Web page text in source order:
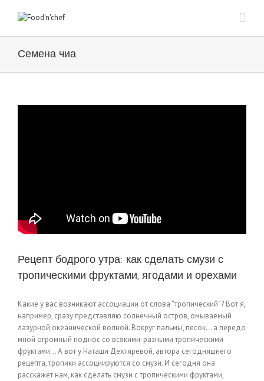
Семена чиа
Рецепт бодрого утра: как сделать смузи с
тропическими фруктами, ягодами и орехами
Какие у вас возникают ассоциации от слова “тропический”? Вот я,
например, сразу представляю солнечный остров, омываемый
лазурной океанической волной. Вокруг пальмы, песок… а передо
мной огромный поднос со всякими-разными тропическими
фруктами… А вот у Наташи Дехтяревой, автора сегодняшнего
рецепта, тропики ассоциируются со смузи. И сегодня она
расскажет нам, как сделать смузи с тропическими фруктами,